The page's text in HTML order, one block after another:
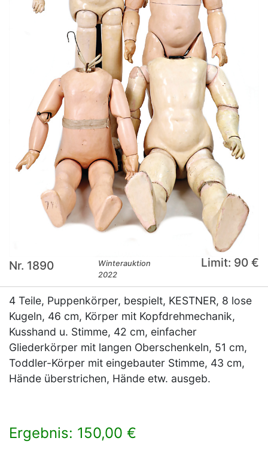
Nr. 1890
Winterauktion
2022
Limit: 90 €
4 Teile, Puppenkörper, bespielt, KESTNER, 8 lose
Kugeln, 46 cm, Körper mit Kopfdrehmechanik,
Kusshand u. Stimme, 42 cm, einfacher
Gliederkörper mit langen Oberschenkeln, 51 cm,
Toddler-Körper mit eingebauter Stimme, 43 cm,
Hände überstrichen, Hände etw. ausgeb.
Ergebnis: 150,00 €